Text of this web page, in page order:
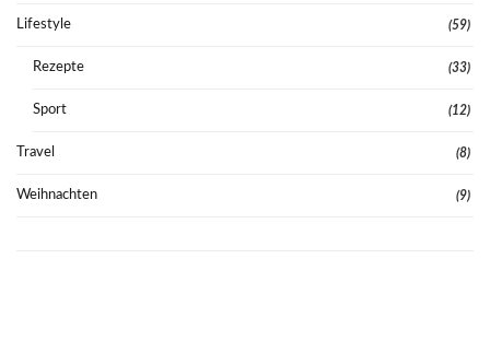
Lifestyle (59)
Rezepte (33)
Sport (12)
Travel (8)
Weihnachten (9)